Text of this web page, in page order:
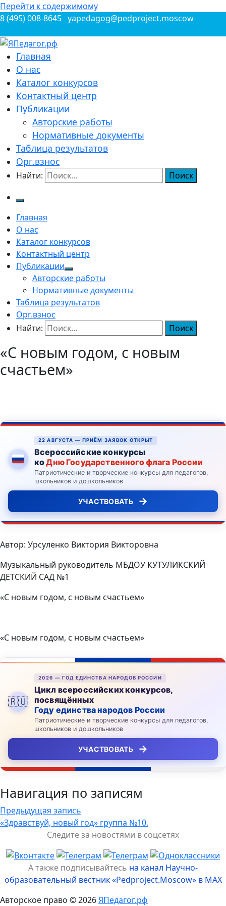
Перейти к содержимому
8 (495) 008-8645 yapedagog@pedproject.moscow
ЯПедагог.рф
Всероссийские конкурсы для педагогов
Главная
О нас
Каталог конкурсов
Контактный центр
Публикации
Авторские работы
Нормативные документы
Таблица результатов
Орг.взнос
Найти:
Главная
О нас
Каталог конкурсов
Контактный центр
Публикации
Авторские работы
Нормативные документы
Таблица результатов
Орг.взнос
Найти:
«С новым годом, с новым
счастьем»
22 АВГУСТА — ПРИЁМ ЗАЯВОК ОТКРЫТ
Всероссийские конкурсы
коДню Государственного флага России
Патриотические и творческие конкурсы для педагогов,
школьников и дошкольников
УЧАСТВОВАТЬ →
Автор: Урсуленко Виктория Викторовна
Музыкальный руководитель МБДОУ КУТУЛИКСКИЙ
ДЕТСКИЙ САД №1
«С новым годом, с новым счастьем»
«С новым годом, с новым счастьем»
🇷🇺
2026 — ГОД ЕДИНСТВА НАРОДОВ РОССИИ
Цикл всероссийских конкурсов,
посвящённых
Году единства народов России
Патриотические и творческие конкурсы для педагогов,
школьников и дошкольников
УЧАСТВОВАТЬ →
Навигация по записям
Предыдущая запись
«Здравствуй, новый год» группа №10.
Следите за новостями в соцсетях
А также подписывайтесь на канал Научно-
образовательный вестник «Pedproject.Moscow» в MAX
Авторское право © 2026ЯПедагог.рф